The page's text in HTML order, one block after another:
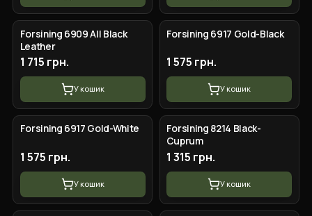
Forsining 6909 All Black
Leather
1 715 грн.
У кошик
Forsining 6917 Gold-Black
1 575 грн.
У кошик
Forsining 6917 Gold-White
1 575 грн.
У кошик
Forsining 8214 Black-
Cuprum
1 315 грн.
У кошик